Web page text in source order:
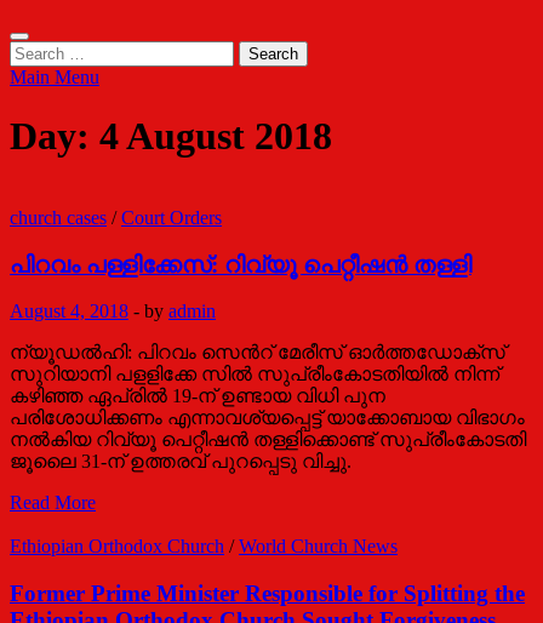
Search
for:
Main Menu
Day: 4 August 2018
church cases /Court Orders
പിറവം പള്ളിക്കേസ്: റിവ്യൂ പെറ്റീഷന്‍ തള്ളി
August 4, 2018 - by admin
ന്യൂഡല്‍ഹി: പിറവം സെന്‍റ് മേരീസ് ഓര്‍ത്തഡോക്സ്
സുറിയാനി പളളിക്കേ സില്‍ സുപ്രീംകോടതിയില്‍ നിന്ന്
കഴിഞ്ഞ ഏപ്രില്‍ 19-ന് ഉണ്ടായ വിധി പുന
പരിശോധിക്കണം എന്നാവശ്യപ്പെട്ട് യാക്കോബായ വിഭാഗം
നല്‍കിയ റിവ്യൂ പെറ്റീഷന്‍ തള്ളിക്കൊണ്ട് സുപ്രീംകോടതി
ജൂലൈ 31-ന് ഉത്തരവ് പുറപ്പെടു വിച്ചു.
പിറവം
റിവ്യൂ
തള്ളി
Read More
Ethiopian Orthodox Church /World Church News
Former Prime Minister Responsible for Splitting the